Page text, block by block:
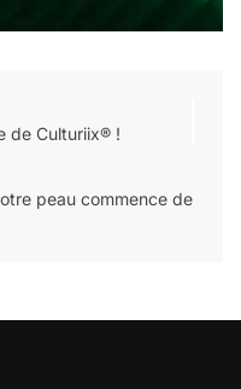
de Culturiix® !
peau commence de